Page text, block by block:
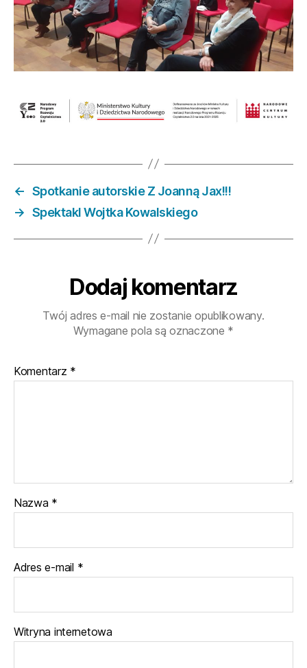
← Spotkanie autorskie Z Joanną Jax!!!
→ Spektakl Wojtka Kowalskiego
Dodaj komentarz
Twój adres e-mail nie zostanie opublikowany.
Wymagane pola są oznaczone *
Komentarz *
Nazwa *
Adres e-mail *
Witryna internetowa